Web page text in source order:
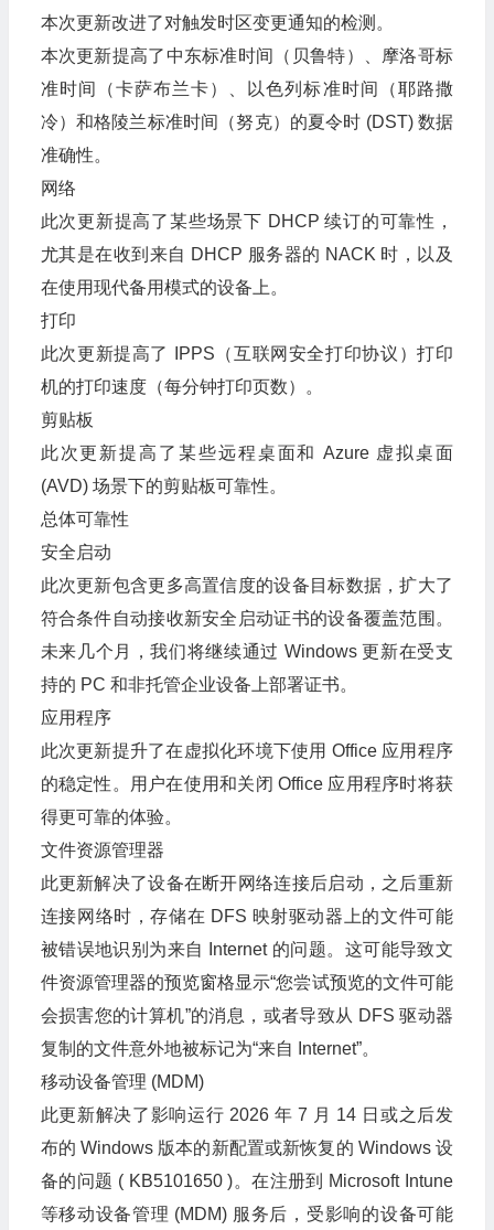
本次更新改进了对触发时区变更通知的检测。
本次更新提高了中东标准时间（贝鲁特）、摩洛哥标
准时间（卡萨布兰卡）、以色列标准时间（耶路撒
冷）和格陵兰标准时间（努克）的夏令时 (DST) 数据
准确性。
网络
此次更新提高了某些场景下 DHCP 续订的可靠性，
尤其是在收到来自 DHCP 服务器的 NACK 时，以及
在使用现代备用模式的设备上。
打印
此次更新提高了 IPPS（互联网安全打印协议）打印
机的打印速度（每分钟打印页数）。
剪贴板
此次更新提高了某些远程桌面和 Azure 虚拟桌面
(AVD) 场景下的剪贴板可靠性。
总体可靠性
安全启动
此次更新包含更多高置信度的设备目标数据，扩大了
符合条件自动接收新安全启动证书的设备覆盖范围。
未来几个月，我们将继续通过 Windows 更新在受支
持的 PC 和非托管企业设备上部署证书。
应用程序
此次更新提升了在虚拟化环境下使用 Office 应用程序
的稳定性。用户在使用和关闭 Office 应用程序时将获
得更可靠的体验。
文件资源管理器
此更新解决了设备在断开网络连接后启动，之后重新
连接网络时，存储在 DFS 映射驱动器上的文件可能
被错误地识别为来自 Internet 的问题。这可能导致文
件资源管理器的预览窗格显示“您尝试预览的文件可能
会损害您的计算机”的消息，或者导致从 DFS 驱动器
复制的文件意外地被标记为“来自 Internet”。
移动设备管理 (MDM)
此更新解决了影响运行 2026 年 7 月 14 日或之后发
布的 Windows 版本的新配置或新恢复的 Windows 设
备的问题 ( KB5101650 )。在注册到 Microsoft Intune
等移动设备管理 (MDM) 服务后，受影响的设备可能